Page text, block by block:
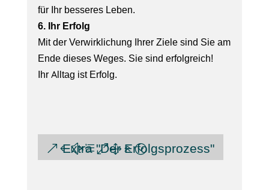
für Ihr besseres Leben.
6. Ihr Erfolg
Mit der Verwirklichung Ihrer Ziele sind Sie am
Ende dieses Weges. Sie sind erfolgreich!
Ihr Alltag ist Erfolg.
Extra "Der Erfolgsprozess"